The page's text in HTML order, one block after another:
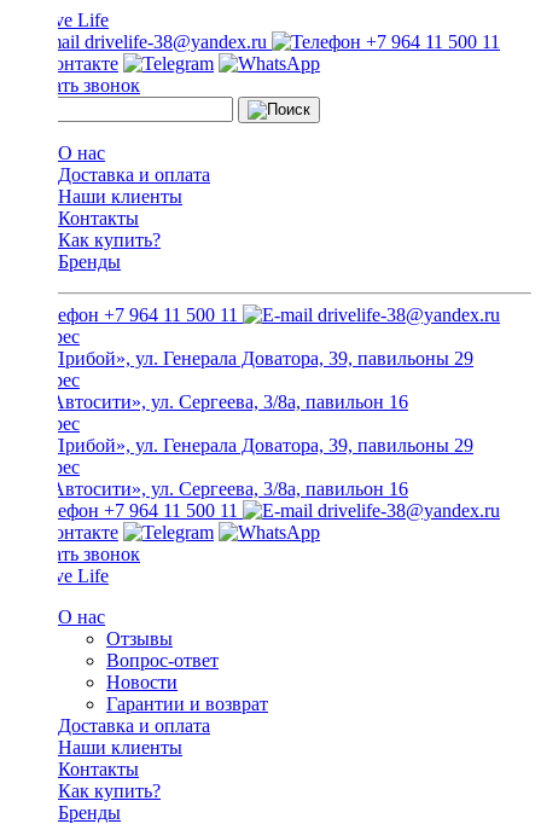
drivelife-38@yandex.ru +7 964 11 500 11
Заказать звонок
О нас
Доставка и оплата
Наши клиенты
Контакты
Как купить?
Бренды
+7 964 11 500 11 drivelife-38@yandex.ru
ТЦ «Прибой», ул. Генерала Доватора, 39, павильоны 29
ТЦ «Автосити», ул. Сергеева, 3/8а, павильон 16
ТЦ «Прибой», ул. Генерала Доватора, 39, павильоны 29
ТЦ «Автосити», ул. Сергеева, 3/8а, павильон 16
+7 964 11 500 11
drivelife-38@yandex.ru
Заказать звонок
О нас
Отзывы
Вопрос-ответ
Новости
Гарантии и возврат
Доставка и оплата
Наши клиенты
Контакты
Как купить?
Бренды